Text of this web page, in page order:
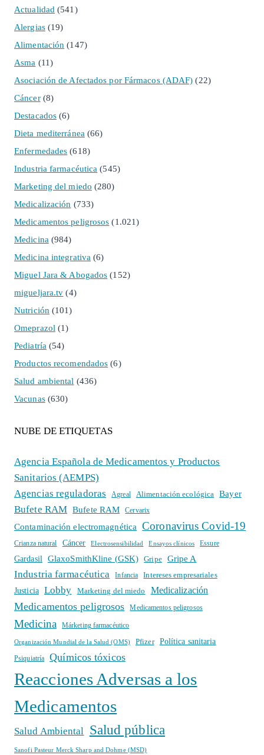
Actualidad (541)
Alergias(19)
Alimentación (147)
Asma (11)
Asociación de Afectados por Fármacos (ADAF) (22)
Cáncer(8)
Destacados (6)
Dieta mediterránea(66)
Enfermedades (618)
Industria farmacéutica (545)
Marketing del miedo (280)
Medicalización (733)
Medicamentos peligrosos (1.021)
Medicina(984)
Medicina integrativa (6)
Miguel Jara & Abogados (152)
migueljara.tv (4)
Nutrición(101)
Omeprazol(1)
Pediatría(54)
Productos recomendados (6)
Salud ambiental (436)
Vacunas(630)
NUBE DE ETIQUETAS
Agencia Española de Medicamentos y Productos
Sanitarios (AEMPS)
Agencias reguladoras
Agreal Alimentación ecológica Bayer
Bufete RAM Bufete RAM Cervarix
Contaminación electromagnética Coronavirus Covid-19
Crianza natural Cáncer Electrosensibilidad Ensayos clínicos Essure
Gardasil GlaxoSmithKline (GSK) Gripe Gripe A
Industria farmacéutica Infancia
Intereses empresariales
Justicia
Lobby Marketing del miedo Medicalización
Medicamentos peligrosos Medicamentos peligrosos
Medicina Márketing farmacéutico
Organización Mundial de la Salud (OMS) Pfizer Política sanitaria
Psiquiatría Químicos tóxicos
Reacciones Adversas a los
Medicamentos
Salud Ambiental Salud pública
Sanofi Pasteur Merck Sharp and Dohme (MSD)